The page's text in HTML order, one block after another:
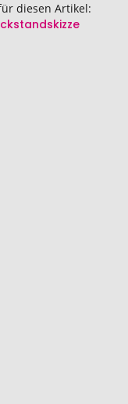
diesen Artikel: